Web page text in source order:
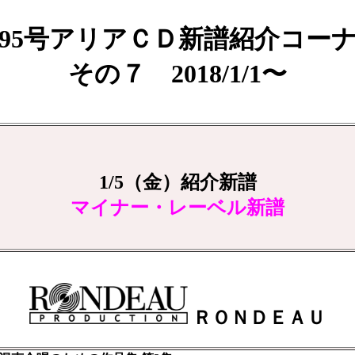
号アリアＣＤ新譜紹介コー
その７ 2018/1/1〜
1/5（金）紹介新譜
マイナー・レーベル新譜
ＲＯＮＤＥＡＵ